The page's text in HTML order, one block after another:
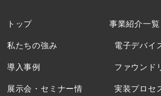
トップ
私たちの強み
導入事例
展示会・セミナー情
事業紹介一覧
電子デバイ
ファウンド
実装プロセ